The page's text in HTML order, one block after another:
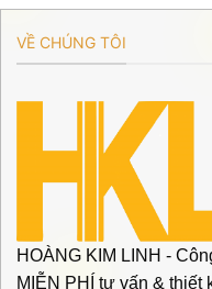
VỀ CHÚNG TÔI
HOÀNG KIM LINH -
MIỄN PHÍ tư vấn & thiết